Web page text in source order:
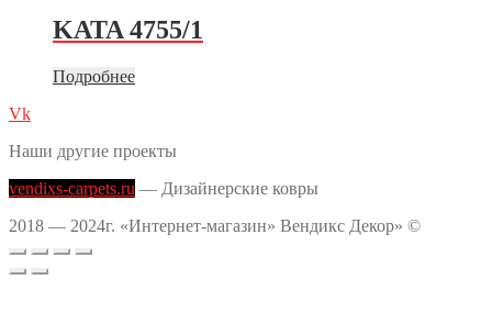
KATA 4755/1
Подробнее
Vk
Наши другие проекты
vendixs-carpets.ru — Дизайнерские ковры
2018 — 2024г. «Интернет-магазин» Вендикс Декор» ©